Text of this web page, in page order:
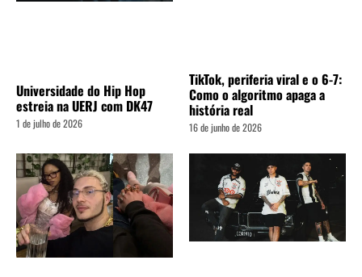
Universidade do Hip Hop
estreia na UERJ com DK47
1 de julho de 2026
TikTok, periferia viral e o 6-7:
Como o algoritmo apaga a
história real
16 de junho de 2026